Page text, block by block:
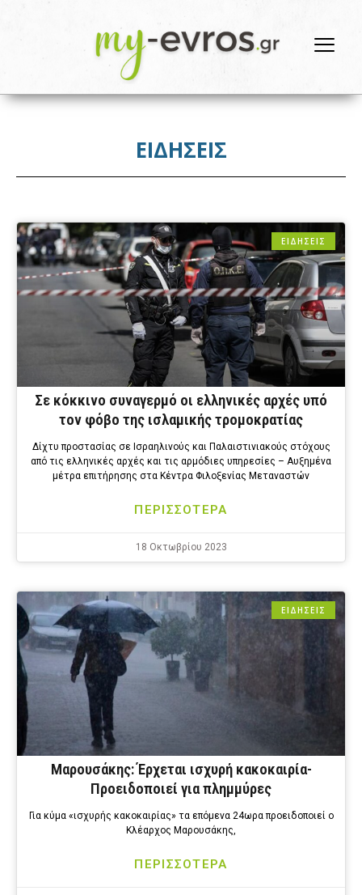
ΕΙΔΗΣΕΙΣ
ΕΙΔΗΣΕΙΣ
Σε κόκκινο συναγερμό οι ελληνικές αρχές υπό
τον φόβο της ισλαμικής τρομοκρατίας
Δίχτυ προστασίας σε Ισραηλινούς και Παλαιστινιακούς στόχους
από τις ελληνικές αρχές και τις αρμόδιες υπηρεσίες – Αυξημένα
μέτρα επιτήρησης στα Κέντρα Φιλοξενίας Μεταναστών
ΠΕΡΙΣΣΟΤΕΡΑ
18 Οκτωβρίου 2023
ΕΙΔΗΣΕΙΣ
Μαρουσάκης: Έρχεται ισχυρή κακοκαιρία-
Προειδοποιεί για πλημμύρες
Για κύμα «ισχυρής κακοκαιρίας» τα επόμενα 24ωρα προειδοποιεί ο
Κλέαρχος Μαρουσάκης,
ΠΕΡΙΣΣΟΤΕΡΑ